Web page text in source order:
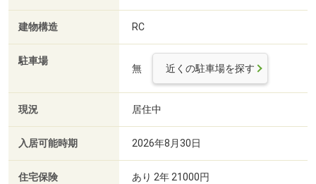
建物構造 RC
駐車場
無 近くの駐車場を探す
現況 居住中
入居可能時期 2026年8月30日
住宅保険 あり 2年 21000円